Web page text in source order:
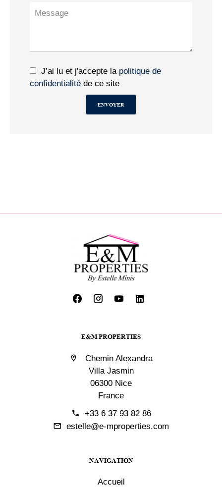
J’ai lu et j'accepte la politique de
confidentialité de ce site
ENVOYER
E&M PROPERTIES
Chemin Alexandra
Villa Jasmin
06300 Nice
France
+33 6 37 93 82 86
estelle@e-mproperties.com
NAVIGATION
Accueil